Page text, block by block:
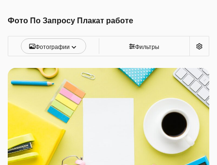
Фото По Запросу Плакат работе
Фотографии Фильтры